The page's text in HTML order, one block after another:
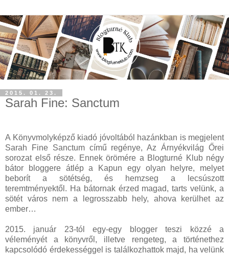
2015. 01. 23.
Sarah Fine: Sanctum
A Könyvmolyképző kiadó jóvoltából hazánkban is megjelent
Sarah Fine Sanctum című regénye, Az Árnyékvilág Őrei
sorozat első része. Ennek örömére a Blogturné Klub négy
bátor bloggere átlép a Kapun egy olyan helyre, melyet
beborít a sötétség, és hemzseg a lecsúszott
teremtményektől. Ha bátornak érzed magad, tarts velünk, a
sötét város nem a legrosszabb hely, ahova kerülhet az
ember…
2015. január 23-tól egy-egy blogger teszi közzé a
véleményét a könyvről, illetve rengeteg, a történethez
kapcsolódó érdekességgel is találkozhattok majd, ha velünk